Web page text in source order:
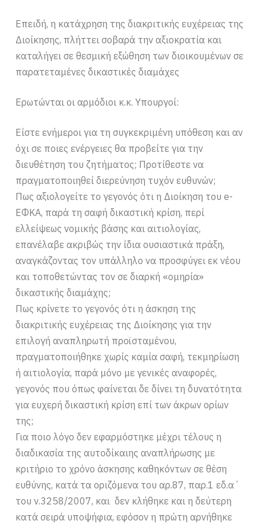
Επειδή, η κατάχρηση της διακριτικής ευχέρειας της
Διοίκησης, πλήττει σοβαρά την αξιοκρατία και
καταλήγει σε θεσμική εξώθηση των διοικουμένων σε
παρατεταμένες δικαστικές διαμάχες
Ερωτώνται οι αρμόδιοι κ.κ. Υπουργοί:
Είστε ενήμεροι για τη συγκεκριμένη υπόθεση και αν
όχι σε ποιες ενέργειες θα προβείτε για την
διευθέτηση του ζητήματος; Προτίθεστε να
πραγματοποιηθεί διερεύνηση τυχόν ευθυνών;
Πως αξιολογείτε το γεγονός ότι η Διοίκηση του e-
ΕΦΚΑ, παρά τη σαφή δικαστική κρίση, περί
ελλείψεως νομικής βάσης και αιτιολογίας,
επανέλαβε ακριβώς την ίδια ουσιαστικά πράξη,
αναγκάζοντας τον υπάλληλο να προσφύγει εκ νέου
και τοποθετώντας τον σε διαρκή «ομηρία»
δικαστικής διαμάχης;
Πως κρίνετε το γεγονός ότι η άσκηση της
διακριτικής ευχέρειας της Διοίκησης για την
επιλογή αναπληρωτή προϊσταμένου,
πραγματοποιήθηκε χωρίς καμία σαφή, τεκμηρίωση
ή αιτιολογία, παρά μόνο με γενικές αναφορές,
γεγονός που όπως φαίνεται δε δίνει τη δυνατότητα
για ευχερή δικαστική κρίση επί των άκρων ορίων
της;
Για ποιο λόγο δεν εφαρμόστηκε μέχρι τέλους η
διαδικασία της αυτοδίκαιης αναπλήρωσης με
κριτήριο το χρόνο άσκησης καθηκόντων σε θέση
ευθύνης, κατά τα οριζόμενα του αρ.87, παρ.1 εδ.α΄
του ν.3258/2007, και δεν κλήθηκε και η δεύτερη
κατά σειρά υποψήφια, εφόσον η πρώτη αρνήθηκε